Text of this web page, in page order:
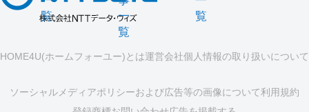
覧
一
覧
覧
HOME4U(ホームフォーユー)とは運営会社個人情報の取り扱いについて
ソーシャルメディアポリシーおよび広告等の画像について利用規約